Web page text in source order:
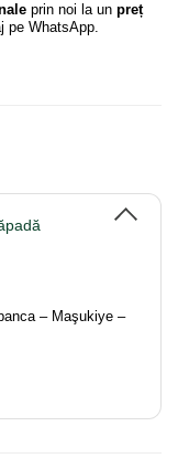
prin noi la un preț
pe WhatsApp.
– Maşukiye –